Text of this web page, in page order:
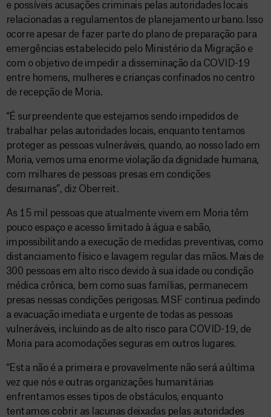
e possíveis acusações criminais pelas autoridades locais
relacionadas a regulamentos de planejamento urbano. Isso
ocorre apesar de fazer parte do plano de preparação para
emergências estabelecido pelo Ministério da Migração e
com o objetivo de impedir a disseminação da COVID-19
entre homens, mulheres e crianças confinados no centro
de recepção de Moria.
“É surpreendente que estejamos sendo impedidos de
trabalhar pelas autoridades locais, enquanto tentamos
proteger as pessoas vulneráveis, quando, ao nosso lado em
Moria, vemos uma enorme violação da dignidade humana,
com milhares de pessoas presas em condições
desumanas”, diz Oberreit.
As 15 mil pessoas que atualmente vivem em Moria têm
pouco espaço e acesso limitado à água e sabão,
impossibilitando a execução de medidas preventivas, como
distanciamento físico e lavagem regular das mãos. Mais de
300 pessoas em alto risco devido à sua idade ou condição
médica crônica, bem como suas famílias, permanecem
presas nessas condições perigosas. MSF continua pedindo
a evacuação imediata e urgente de todas as pessoas
vulneráveis, incluindo as de alto risco para COVID-19, de
Moria para acomodações seguras em outros lugares.
“Esta não é a primeira e provavelmente não será a última
vez que nós e outras organizações humanitárias
enfrentamos esses tipos de obstáculos, enquanto
tentamos cobrir as lacunas deixadas pelas autoridades